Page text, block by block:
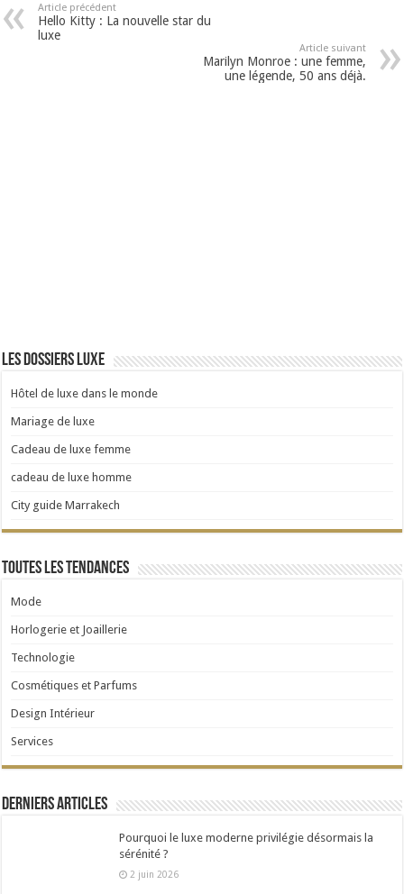
Article précédent
Hello Kitty : La nouvelle star du
luxe
Article suivant
Marilyn Monroe : une femme,
une légende, 50 ans déjà.
Les dossiers luxe
Hôtel de luxe dans le monde
Mariage de luxe
Cadeau de luxe femme
cadeau de luxe homme
City guide Marrakech
Toutes les tendances
Mode
Horlogerie et Joaillerie
Technologie
Cosmétiques et Parfums
Design Intérieur
Services
Derniers articles
Pourquoi le luxe moderne privilégie désormais la
sérénité ?
2 juin 2026